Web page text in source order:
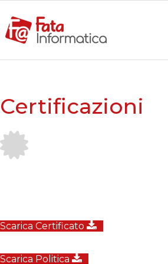
Certificazioni
Scarica Certificato
Scarica Politica